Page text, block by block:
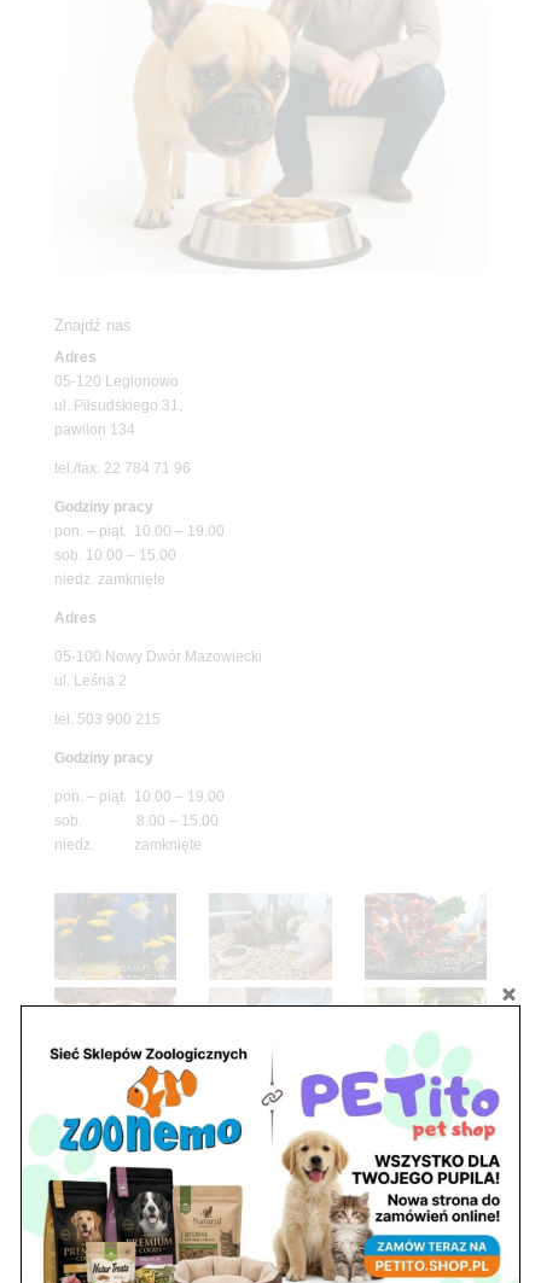
Znajdź nas
Adres
05-120 Legionowo
ul. Piłsudskiego 31,
pawilon 134
tel./fax. 22 784 71 96
Godziny pracy
pon. – piąt. 10.00 – 19.00
sob. 10.00 – 15.00
niedz. zamknięte
Adres
05-100 Nowy Dwór Mazowiecki
ul. Leśna 2
tel. 503 900 215
Godziny pracy
pon. – piąt. 10.00 – 19.00
sob. 8.00 – 15.00
niedz. zamknięte